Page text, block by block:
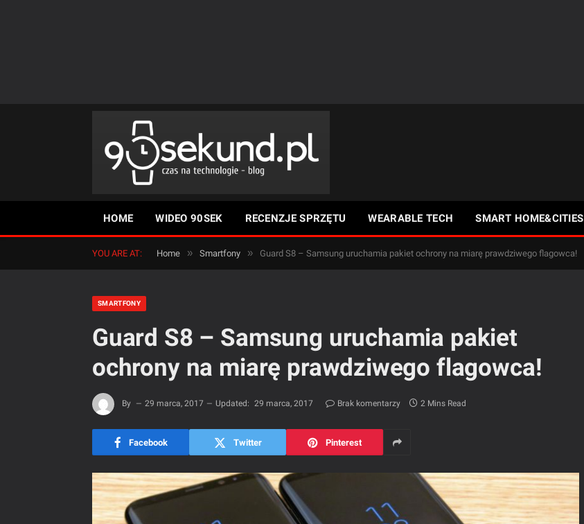
HOME WIDEO 90SEK RECENZJE SPRZĘTU WEARABLE TECH SMART HOME&CITIES
YOU ARE AT: Home » Smartfony » Guard S8 – Samsung uruchamia pakiet ochrony na miarę prawdziwego flagowca!
SMARTFONY
Guard S8 – Samsung uruchamia pakiet
ochrony na miarę prawdziwego flagowca!
By 29 marca, 2017 Updated: 29 marca, 2017 Brak komentarzy 2 Mins Read
Facebook Twitter Pinterest